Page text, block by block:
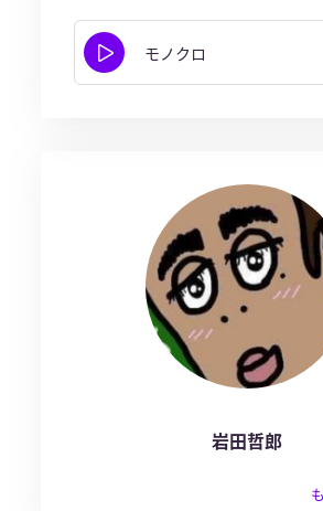
モノクロ
岩田哲郎